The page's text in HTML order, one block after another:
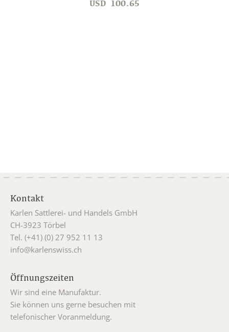
USD 100.65
Kontakt
Karlen Sattlerei- und Handels GmbH
CH-3923 Törbel
Tel. (+41) (0) 27 952 11 13
info@karlenswiss.ch
Öffnungszeiten
Wir sind eine Manufaktur.
Sie können uns gerne besuchen mit
telefonischer Voranmeldung.